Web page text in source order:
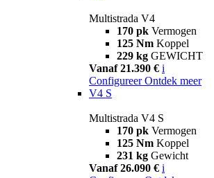
Multistrada V4
170 pk Vermogen
125 Nm Koppel
229 kg GEWICHT
Vanaf 21.390 € i
Configureer Ontdek meer
V4 S
Multistrada V4 S
170 pk Vermogen
125 Nm Koppel
231 kg Gewicht
Vanaf 26.090 € i